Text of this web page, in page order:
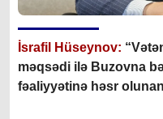
İsrafil Hüseynov:
məqsədi ilə Buzovna
fəaliyyətinə həsr